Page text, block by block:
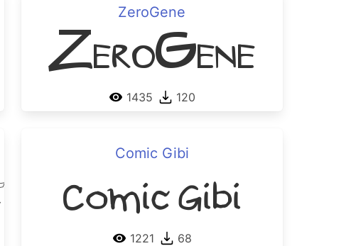
ZeroGene
ZeroGene
1435 120
Comic Gibi
Comic Gibi
1221 68